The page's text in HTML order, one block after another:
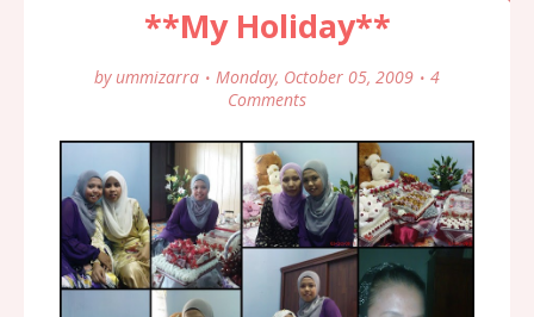
**My Holiday**
by ummizarra Monday, October 05, 2009
4
Comments